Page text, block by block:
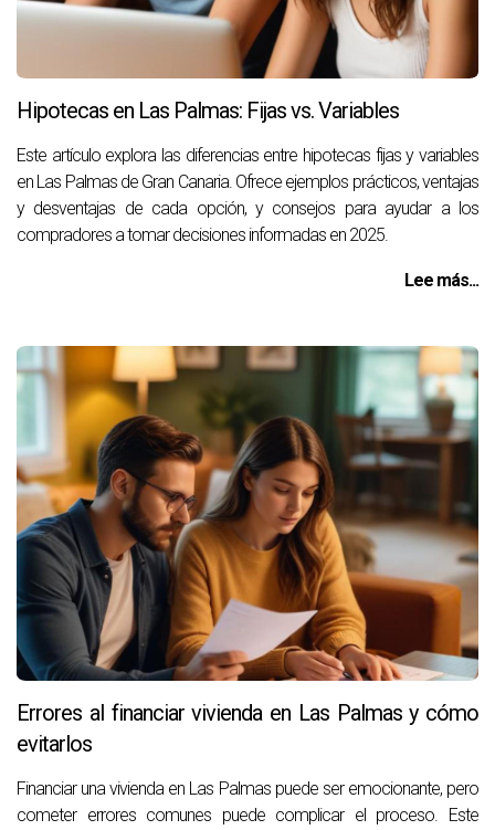
Hipotecas en Las Palmas: Fijas vs. Variables
Este artículo explora las diferencias entre hipotecas fijas y variables
en Las Palmas de Gran Canaria. Ofrece ejemplos prácticos, ventajas
y desventajas de cada opción, y consejos para ayudar a los
compradores a tomar decisiones informadas en 2025.
Lee más...
Errores al financiar vivienda en Las Palmas y cómo
evitarlos
Financiar una vivienda en Las Palmas puede ser emocionante, pero
cometer errores comunes puede complicar el proceso. Este